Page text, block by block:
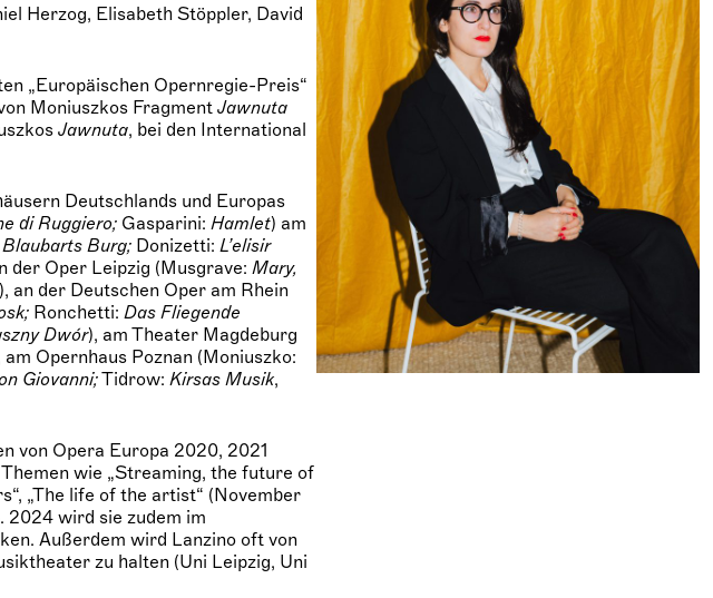
Herzog, Elisabeth Stöppler, David
„Europäischen Opernregie-Preis“
Moniuszkos FragmentJawnuta
Jawnuta, bei den International
Deutschlands und Europas
di Ruggiero; Gasparini:Hamlet) am
Burg; Donizetti:L’elisir
der Oper Leipzig (Musgrave:Mary,
), an der Deutschen Oper am Rhein
Ronchetti:Das Fliegende
Dwór), am Theater Magdeburg
am Opernhaus Poznan (Moniuszko:
Giovanni;Tidrow:Kirsas Musik,
von Opera Europa 2020, 2021
wie „Streaming, the future of
„The life of the artist“ (November
2024 wird sie zudem im
Außerdem wird Lanzino oft von
zu halten (Uni Leipzig, Uni